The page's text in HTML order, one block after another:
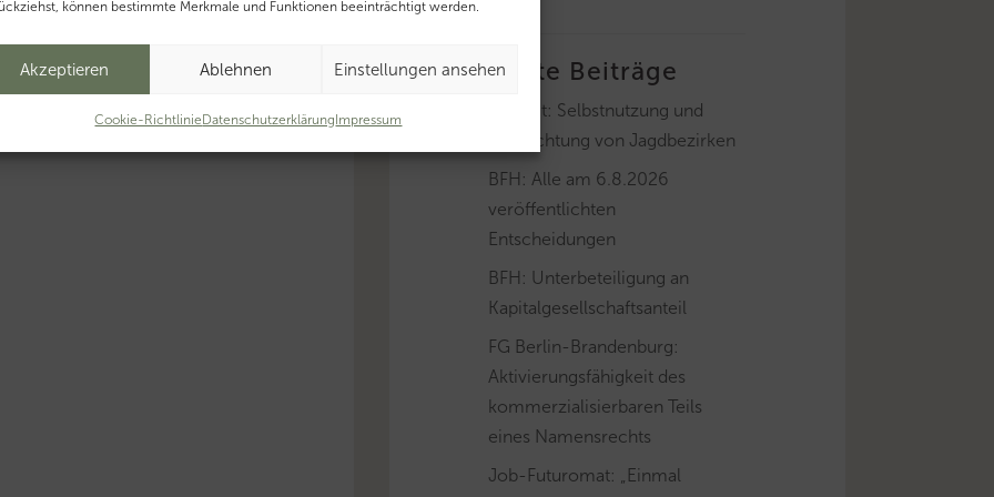
können bestimmte Merkmale und Funktionen beeinträchtigt werden.
Akzeptieren Ablehnen Einstellungen ansehen
Cookie-Richtlinie Datenschutzerklärung Impressum
letzte Beiträge
BayLfSt: Selbstnutzung und
Verpachtung von Jagdbezirken
BFH: Alle am 6.8.2026
veröffentlichten
Entscheidungen
BFH: Unterbeteiligung an
Kapitalgesellschaftsanteil
FG Berlin-Brandenburg:
Aktivierungsfähigkeit des
kommerzialisierbaren Teils
eines Namensrechts
Job-Futuromat: „Einmal